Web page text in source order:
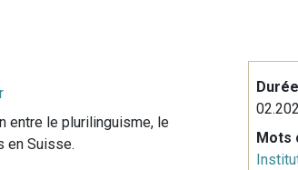
entre le plurilinguisme, le
en Suisse.
Durée
Mots